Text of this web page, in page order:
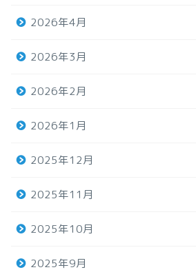
2026年4月
2026年3月
2026年2月
2026年1月
2025年12月
2025年11月
2025年10月
2025年9月